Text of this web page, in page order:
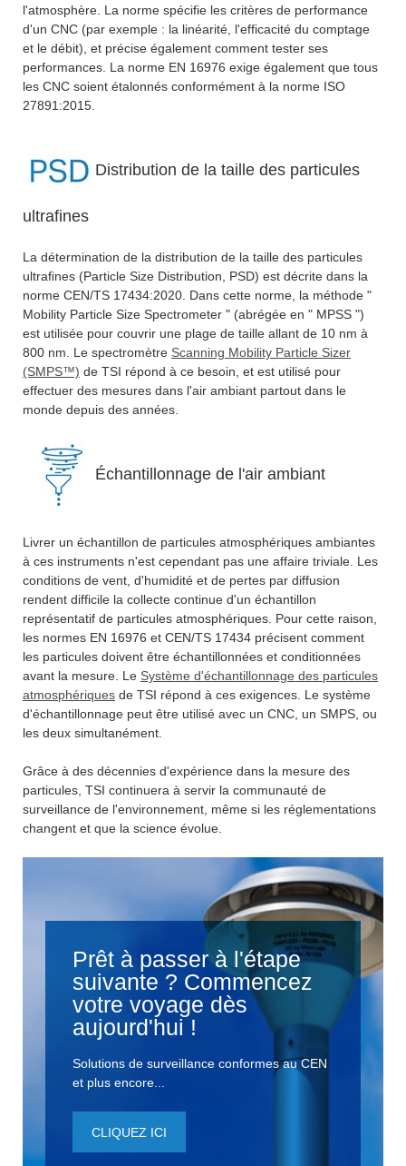
l'atmosphère. La norme spécifie les critères de performance
d'un CNC (par exemple : la linéarité, l'efficacité du comptage
et le débit), et précise également comment tester ses
performances. La norme EN 16976 exige également que tous
les CNC soient étalonnés conformément à la norme ISO
27891:2015.
Distribution de la taille des particules
ultrafines
La détermination de la distribution de la taille des particules
ultraﬁnes (Particle Size Distribution, PSD) est décrite dans la
norme CEN/TS 17434:2020. Dans cette norme, la méthode "
Mobility Particle Size Spectrometer " (abrégée en " MPSS ")
est utilisée pour couvrir une plage de taille allant de 10 nm à
800 nm. Le spectromètre Scanning Mobility Particle Sizer
(SMPS™) de TSI répond à ce besoin, et est utilisé pour
effectuer des mesures dans l'air ambiant partout dans le
monde depuis des années.
Échantillonnage de l'air ambiant
Livrer un échantillon de particules atmosphériques ambiantes
à ces instruments n'est cependant pas une affaire triviale. Les
conditions de vent, d'humidité et de pertes par diffusion
rendent difficile la collecte continue d'un échantillon
représentatif de particules atmosphériques. Pour cette raison,
les normes EN 16976 et CEN/TS 17434 précisent comment
les particules doivent être échantillonnées et conditionnées
avant la mesure. Le Système d'échantillonnage des particules
atmosphériques de TSI répond à ces exigences. Le système
d'échantillonnage peut être utilisé avec un CNC, un SMPS, ou
les deux simultanément.
Grâce à des décennies d'expérience dans la mesure des
particules, TSI continuera à servir la communauté de
surveillance de l'environnement, même si les réglementations
changent et que la science évolue.
Prêt à passer à l'étape
suivante ? Commencez
votre voyage dès
aujourd'hui !
Solutions de surveillance conformes au CEN
et plus encore...
CLIQUEZ ICI